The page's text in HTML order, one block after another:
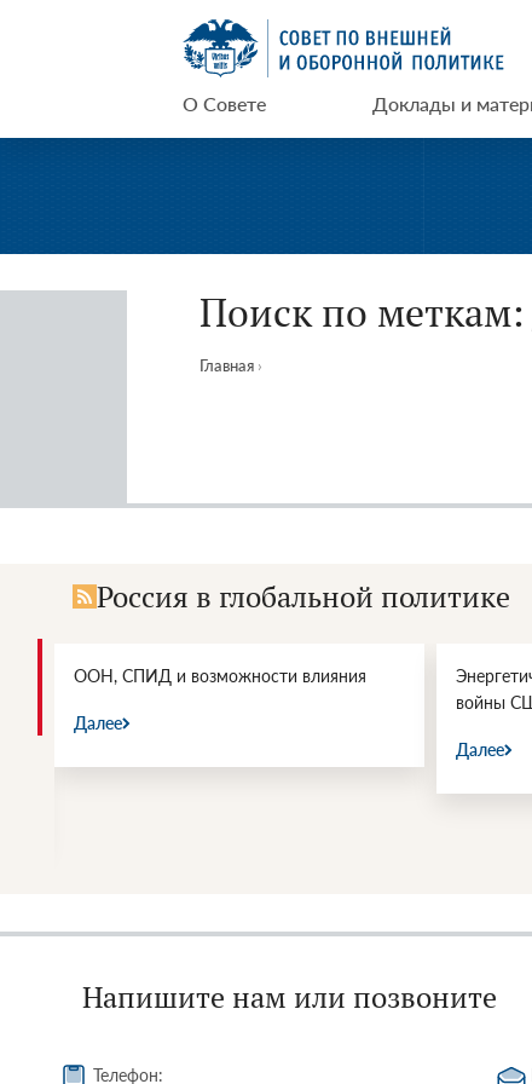
СВОП
О Совете Доклады и
Поиск по
Главная ›
Россия в глобальной политике
ООН, СПИД и возможности влияния
Далее
войны
Далее
Напишите нам или позвоните
Телефон: